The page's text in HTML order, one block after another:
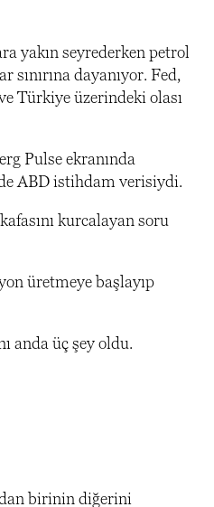
yakın seyrederken petrol
sınırına dayanıyor. Fed,
Türkiye üzerindeki olası
Pulse ekranında
ABD istihdam verisiydi.
kurcalayan soru
üretmeye başlayıp
anda üç şey oldu.
birinin diğerini